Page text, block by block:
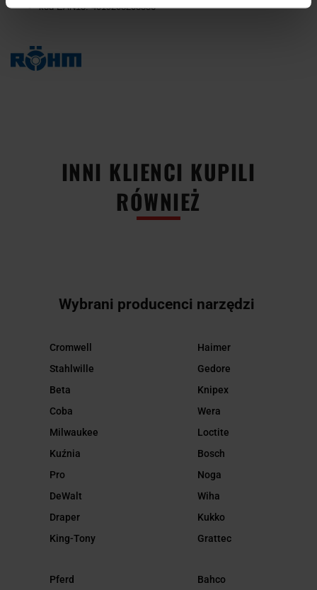
kod EAN13: 4019208208336
INNI KLIENCI KUPILI
RÓWNIEŻ
Wybrani producenci narzędzi
Cromwell
Stahlwille
Beta
Coba
Milwaukee
Kuźnia
Pro
DeWalt
Draper
King-Tony
Haimer
Gedore
Knipex
Wera
Loctite
Bosch
Noga
Wiha
Kukko
Grattec
Pferd
Bahco